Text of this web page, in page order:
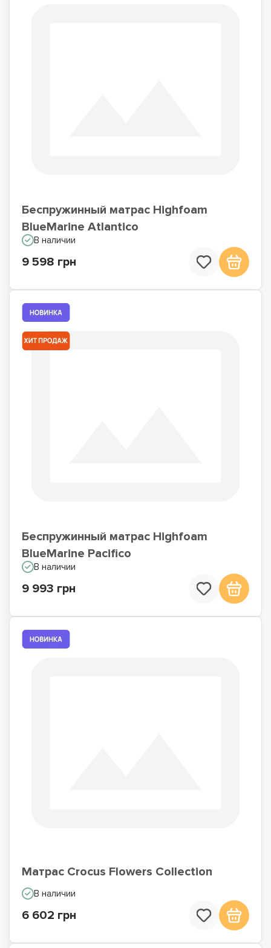
Беспружинный матрас Highfoam
BlueMarine Atlantico
В наличии
9 598 грн
Беспружинный матрас Highfoam
BlueMarine Pacifico
В наличии
9 993 грн
Матрас Crocus Flowers Collection
В наличии
6 602 грн